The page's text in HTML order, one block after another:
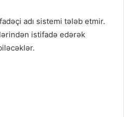
adı sistemi tələb etmir.
istifadə edərək